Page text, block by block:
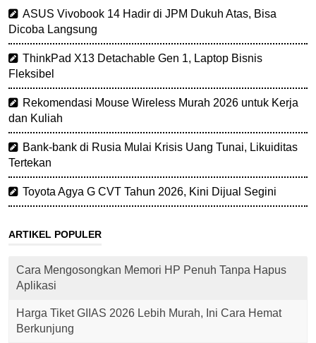
ASUS Vivobook 14 Hadir di JPM Dukuh Atas, Bisa
Dicoba Langsung
ThinkPad X13 Detachable Gen 1, Laptop Bisnis
Fleksibel
Rekomendasi Mouse Wireless Murah 2026 untuk Kerja
dan Kuliah
Bank-bank di Rusia Mulai Krisis Uang Tunai, Likuiditas
Tertekan
Toyota Agya G CVT Tahun 2026, Kini Dijual Segini
ARTIKEL POPULER
Cara Mengosongkan Memori HP Penuh Tanpa Hapus
Aplikasi
Harga Tiket GIIAS 2026 Lebih Murah, Ini Cara Hemat
Berkunjung